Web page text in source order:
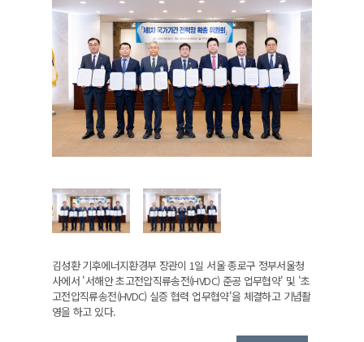
김성환 기후에너지환경부 장관이 1일 서울 종로구 정부서울청
사에서 '서해안 초고전압직류송전(HVDC) 준공 업무협약' 및 '초
고전압직류송전(HVDC) 실증 협력 업무협약'을 체결하고 기념촬
영을 하고 있다.